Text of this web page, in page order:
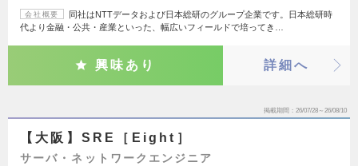
会社概要
同社はNTTデータおよび日本総研のグループ企業です。日本総研時
代より金融・公共・産業といった、幅広いフィールドで培ってき…
興味あり 詳細へ
掲載期間 26/07/28～26/08/10
【大阪】SRE［Eight］
サーバ・ネットワークエンジニア